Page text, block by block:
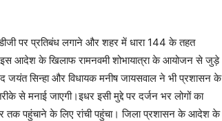
डीजी पर प्रतिबंध लगाने और शहर में धारा 144 के तहत
के इस आदेश के खिलाफ रामनवमी शोभायात्रा के आयोजन से जुड़े
जयंत सिन्हा और विधायक मनीष जायसवाल ने भी प्रशासन के
से मनाई जाएगी।इधर इसी मुद्दे पर दर्जन भर लोगों का
तक पहुंचाने के लिए रांची पहुंचा। जिला प्रशासन के आदेश के